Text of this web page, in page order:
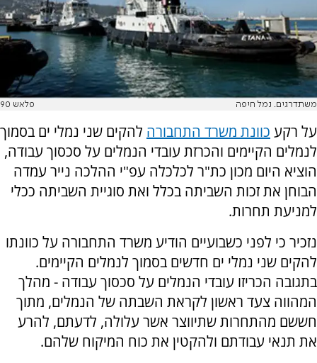
משתדרגים. נמל חיפה פלאש 90
על רקע כוונת משרד התחבורה להקים שני נמלי ים בסמוך
לנמלים הקיימים והכרזת עובדי הנמלים על סכסוך עבודה,
הוציא היום מכון כת"ר לכלכלה עפ"י ההלכה נייר עמדה
הבוחן את זכות השביתה בכלל ואת סוגיית השביתה ככלי
למניעת תחרות.
נזכיר כי לפני כשבועיים הודיע משרד התחבורה על כוונתו
להקים שני נמלי ים חדשים בסמוך לנמלים הקיימים.
בתגובה הכריזו עובדי הנמלים על סכסוך עבודה - מהלך
המהווה צעד ראשון לקראת השבתה של הנמלים, מתוך
חששם מהתחרות שתיווצר אשר עלולה, לדעתם, להרע
את תנאי עבודתם ולהקטין את כוח המיקוח שלהם.